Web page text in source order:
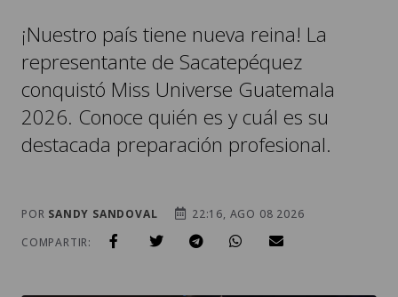
¡Nuestro país tiene nueva reina! La
representante de Sacatepéquez
conquistó Miss Universe Guatemala
2026. Conoce quién es y cuál es su
destacada preparación profesional.
POR SANDY SANDOVAL
22:16, AGO 08 2026
COMPARTIR: